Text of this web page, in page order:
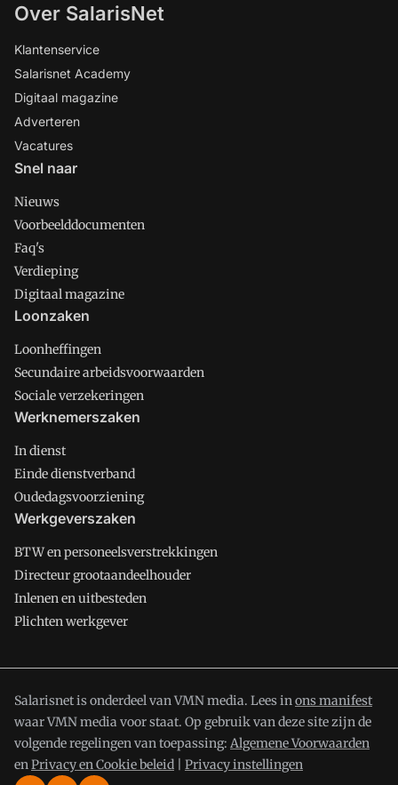
Over SalarisNet
Klantenservice
Salarisnet Academy
Digitaal magazine
Adverteren
Vacatures
Snel naar
Nieuws
Voorbeelddocumenten
Faq's
Verdieping
Digitaal magazine
Loonzaken
Loonheffingen
Secundaire arbeidsvoorwaarden
Sociale verzekeringen
Werknemerszaken
In dienst
Einde dienstverband
Oudedagsvoorziening
Werkgeverszaken
BTW en personeelsverstrekkingen
Directeur grootaandeelhouder
Inlenen en uitbesteden
Plichten werkgever
Salarisnet is onderdeel van VMN media. Lees inons manifest
waar VMN media voor staat. Op gebruik van deze site zijn de
volgende regelingen van toepassing: Algemene Voorwaarden
enPrivacy en Cookie beleid Privacy instellingen